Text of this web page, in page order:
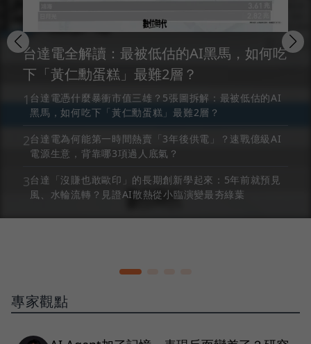
台達電全解讀：最被低估的AI黑馬，如何吃
下「黃仁勳蛋糕」最難2層？
1 台達電憑什麼暴衝市值三雄？5張圖拆解：最被低估的AI
黑馬，如何吃下「黃仁勳蛋糕」最難2層？
2台達電為何能第一時間熱賣「3年後供電」？速戰億級AI
電源生意，背靠哪3項過人底氣？
3台達「沒賺也敢歐印」的長期創新學起來：5年前就預見
風、水輪流轉？見證AI散熱從小臨演變最夯綠葉
專家觀點